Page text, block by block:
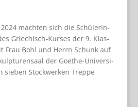
mach­ten sich die Schü­le­rin­
Grie­chisch-Kur­ses der 9. Klas­
Frau Bohl und Herrn Schunk auf
der Goe­the-Uni­ver­si­
sie­ben Stock­wer­ken Treppe